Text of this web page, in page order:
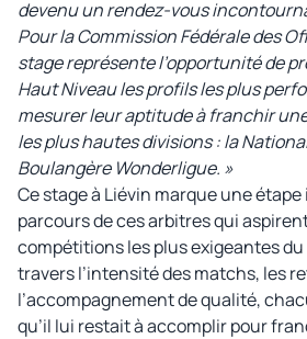
devenu un rendez-vous
Pour la Commission Fédérale des
stage représente l’opportunité de
Haut Niveau les profils les plus
mesurer leur aptitude à franchir
les plus hautes divisions : la
Boulangère Wonderligue. »
Ce stage à Liévin marque une
parcours de ces arbitres qui
compétitions les plus exigeantes
travers l’intensité des matchs, les
l’accompagnement de qualité,
qu’il lui restait à accomplir pour